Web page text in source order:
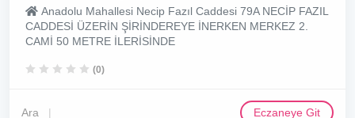
Anadolu Mahallesi Necip Fazıl Caddesi 79A NECİP FAZIL
CADDESİ ÜZERİN ŞİRİNDEREYE İNERKEN MERKEZ 2.
CAMİ 50 METRE İLERİSİNDE
(0)
Ara Eczaneye Git